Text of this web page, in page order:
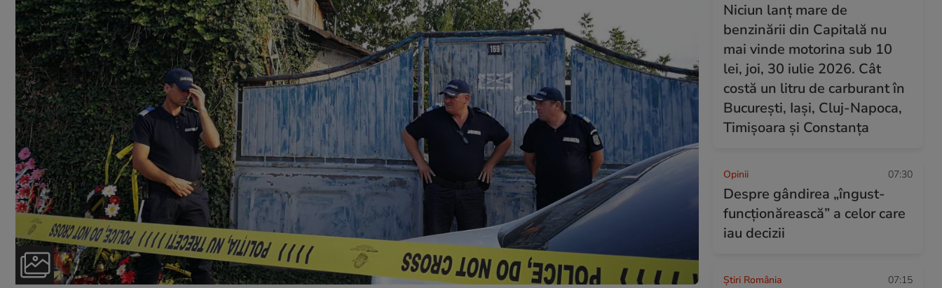
Niciun lanț mare de
benzinării din Capitală nu
mai vinde motorina sub 10
lei, joi, 30 iulie 2026. Cât
costă un litru de carburant în
București, Iași, Cluj-Napoca,
Timișoara și Constanța
Opinii 07:30
Despre gândirea „îngust-
funcționărească” a celor care
iau decizii
Știri România 07:15